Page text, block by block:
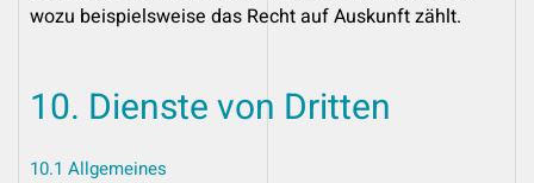
wozu beispielsweise das Recht auf Auskunft zählt.
10. Dienste von Dritten
10.1 Allgemeines